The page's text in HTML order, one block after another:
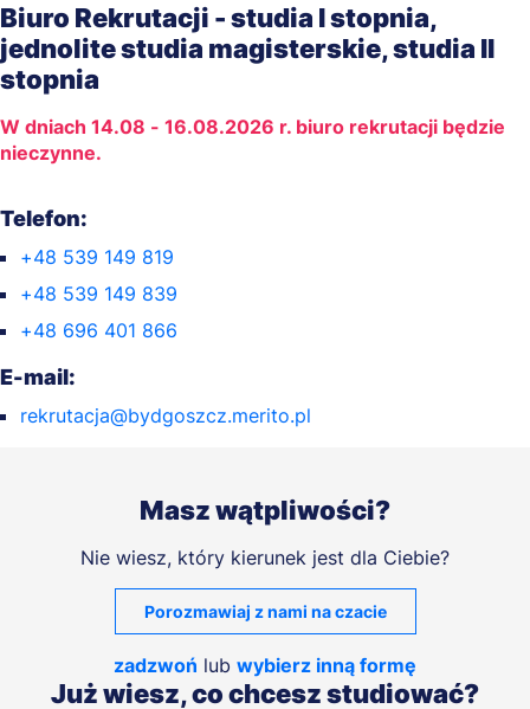
Biuro Rekrutacji - studia I stopnia,
jednolite studia magisterskie, studia II
stopnia
W dniach 14.08 - 16.08.2026 r. biuro rekrutacji będzie
nieczynne.
Telefon:
+48 539 149 819
+48 539 149 839
+48 696 401 866
E-mail:
rekrutacja@bydgoszcz.merito.pl
Masz wątpliwości?
Nie wiesz, który kierunek jest dla Ciebie?
Porozmawiaj z nami na czacie
zadzwoń lub wybierz inną formę
Już wiesz, co chcesz studiować?